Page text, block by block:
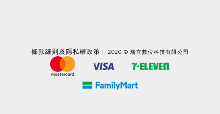
條款細則及隱私權政策 ｜ 2020 © 瑞立數位科技有限公司